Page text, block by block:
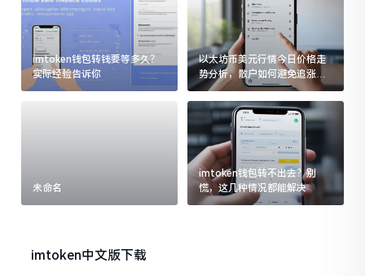
imtoken钱包转钱要等多久？
实际经验告诉你
以太坊币美元行情今日价格走
势分析，散户如何避免追涨杀
跌被套牢
未命名
imtoken钱包转不出去？别
慌，这几种情况都能解决
imtoken中文版下载